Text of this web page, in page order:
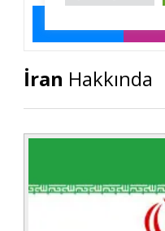
İran Hakkında